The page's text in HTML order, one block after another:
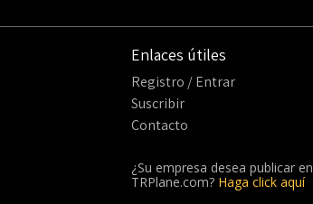
Enlaces útiles
Registro / Entrar
Suscribir
Contacto
¿Su empresa desea publicar en
TRPlane.com? Haga click aquí